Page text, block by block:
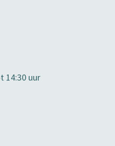
14:30 uur